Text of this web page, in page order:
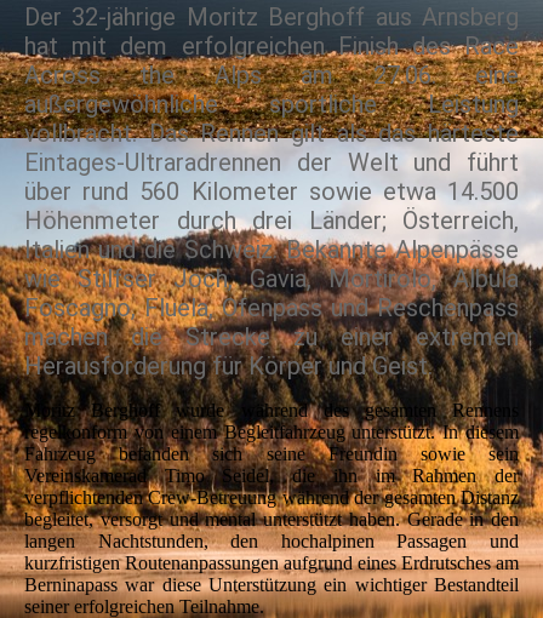
Der 32-jährige Moritz Berghoff aus Arnsberg
hat mit dem erfolgreichen Finish des Race
Across the Alps am 27.06. eine
außergewöhnliche sportliche Leistung
vollbracht. Das Rennen gilt als das härteste
Eintages-Ultraradrennen der Welt und führt
über rund 560 Kilometer sowie etwa 14.500
Höhenmeter durch drei Länder; Österreich,
Italien und die Schweiz. Bekannte Alpenpässe
wie Stilfser Joch, Gavia, Mortirolo, Albula
Foscagno, Fluela, Ofenpass und Reschenpass
machen die Strecke zu einer extremen
Herausforderung für Körper und Geist.
Moritz Berghoff wurde während des gesamten Rennens
regelkonform von einem Begleitfahrzeug unterstützt. In diesem
Fahrzeug befanden sich seine Freundin sowie sein
Vereinskamerad Timo Seidel, die ihn im Rahmen der
verpflichtenden Crew-Betreuung während der gesamten Distanz
begleitet, versorgt und mental unterstützt haben. Gerade in den
langen Nachtstunden, den hochalpinen Passagen und
kurzfristigen Routenanpassungen aufgrund eines Erdrutsches am
Berninapass war diese Unterstützung ein wichtiger Bestandteil
seiner erfolgreichen Teilnahme.